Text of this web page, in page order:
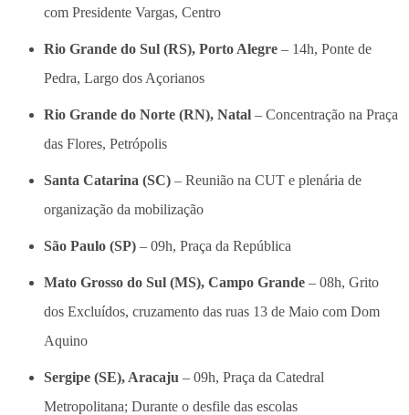
com Presidente Vargas, Centro
Rio Grande do Sul (RS), Porto Alegre – 14h, Ponte de
Pedra, Largo dos Açorianos
Rio Grande do Norte (RN), Natal – Concentração na Praça
das Flores, Petrópolis
Santa Catarina (SC) – Reunião na CUT e plenária de
organização da mobilização
São Paulo (SP) – 09h, Praça da República
Mato Grosso do Sul (MS), Campo Grande – 08h, Grito
dos Excluídos, cruzamento das ruas 13 de Maio com Dom
Aquino
Sergipe (SE), Aracaju – 09h, Praça da Catedral
Metropolitana; Durante o desfile das escolas